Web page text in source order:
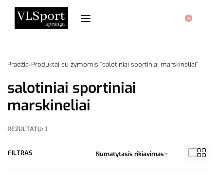
0
Pradžia›Produktai su žymomis “salotiniai sportiniai marskineliai”
salotiniai sportiniai
marskineliai
REZULTATŲ: 1
Numatytasis rikiavimas
FILTRAS